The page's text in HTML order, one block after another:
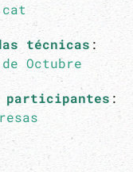
técnicas :
Octubre
participantes :